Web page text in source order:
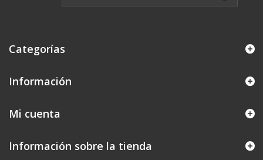
Categorías
Información
Mi cuenta
Información sobre la tienda